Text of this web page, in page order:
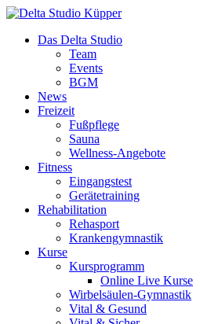
Das Delta Studio
Team
Events
BGM
News
Freizeit
Fußpflege
Sauna
Wellness-Angebote
Fitness
Eingangstest
Gerätetraining
Rehabilitation
Rehasport
Krankengymnastik
Kurse
Kursprogramm
Online Live Kurse
Wirbelsäulen-Gymnastik
Vital & Gesund